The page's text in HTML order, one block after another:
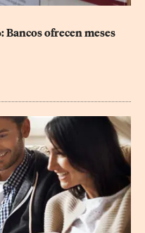
Bancos ofrecen meses